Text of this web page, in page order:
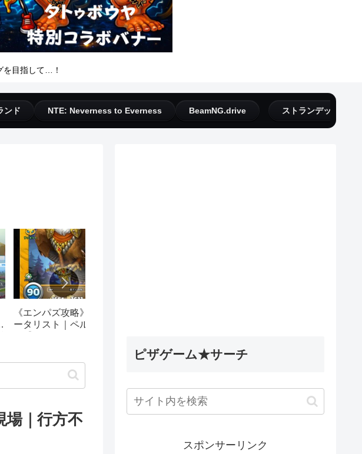
を目指して…！
ンド NTE: Neverness to Everness BeamNG.drive ストランデッドディ
《エンパズ攻略》星5英雄デ
ータリスト｜ペルティナック
試練の隠し要素
｜行方不
ピザゲーム★サーチ
スポンサーリンク